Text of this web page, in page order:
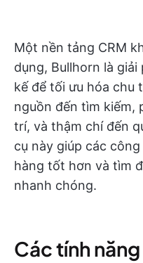
Một nền tảng CRM
dụng, Bullhorn là
kế để tối ưu hóa chu
nguồn đến tìm kiếm,
trí, và thậm chí đến
cụ này giúp các
hàng tốt hơn và tìm
nhanh chóng.
Các tính